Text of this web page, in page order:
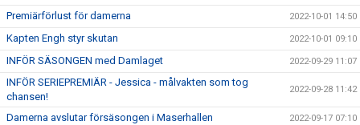
Premiärförlust för damerna 2022-10-01 14:50
Kapten Engh styr skutan 2022-10-01 09:10
INFÖR SÄSONGEN med Damlaget 2022-09-29 11:07
INFÖR SERIEPREMIÄR - Jessica - målvakten som tog
chansen!
2022-09-28 11:42
Damerna avslutar försäsongen i Maserhallen 2022-09-17 07:10